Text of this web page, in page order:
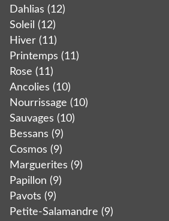
Dahlias (12)
Soleil (12)
Hiver (11)
Printemps (11)
Rose (11)
Ancolies (10)
Nourrissage (10)
Sauvages (10)
Bessans (9)
Cosmos (9)
Marguerites (9)
Papillon (9)
Pavots (9)
Petite-Salamandre (9)